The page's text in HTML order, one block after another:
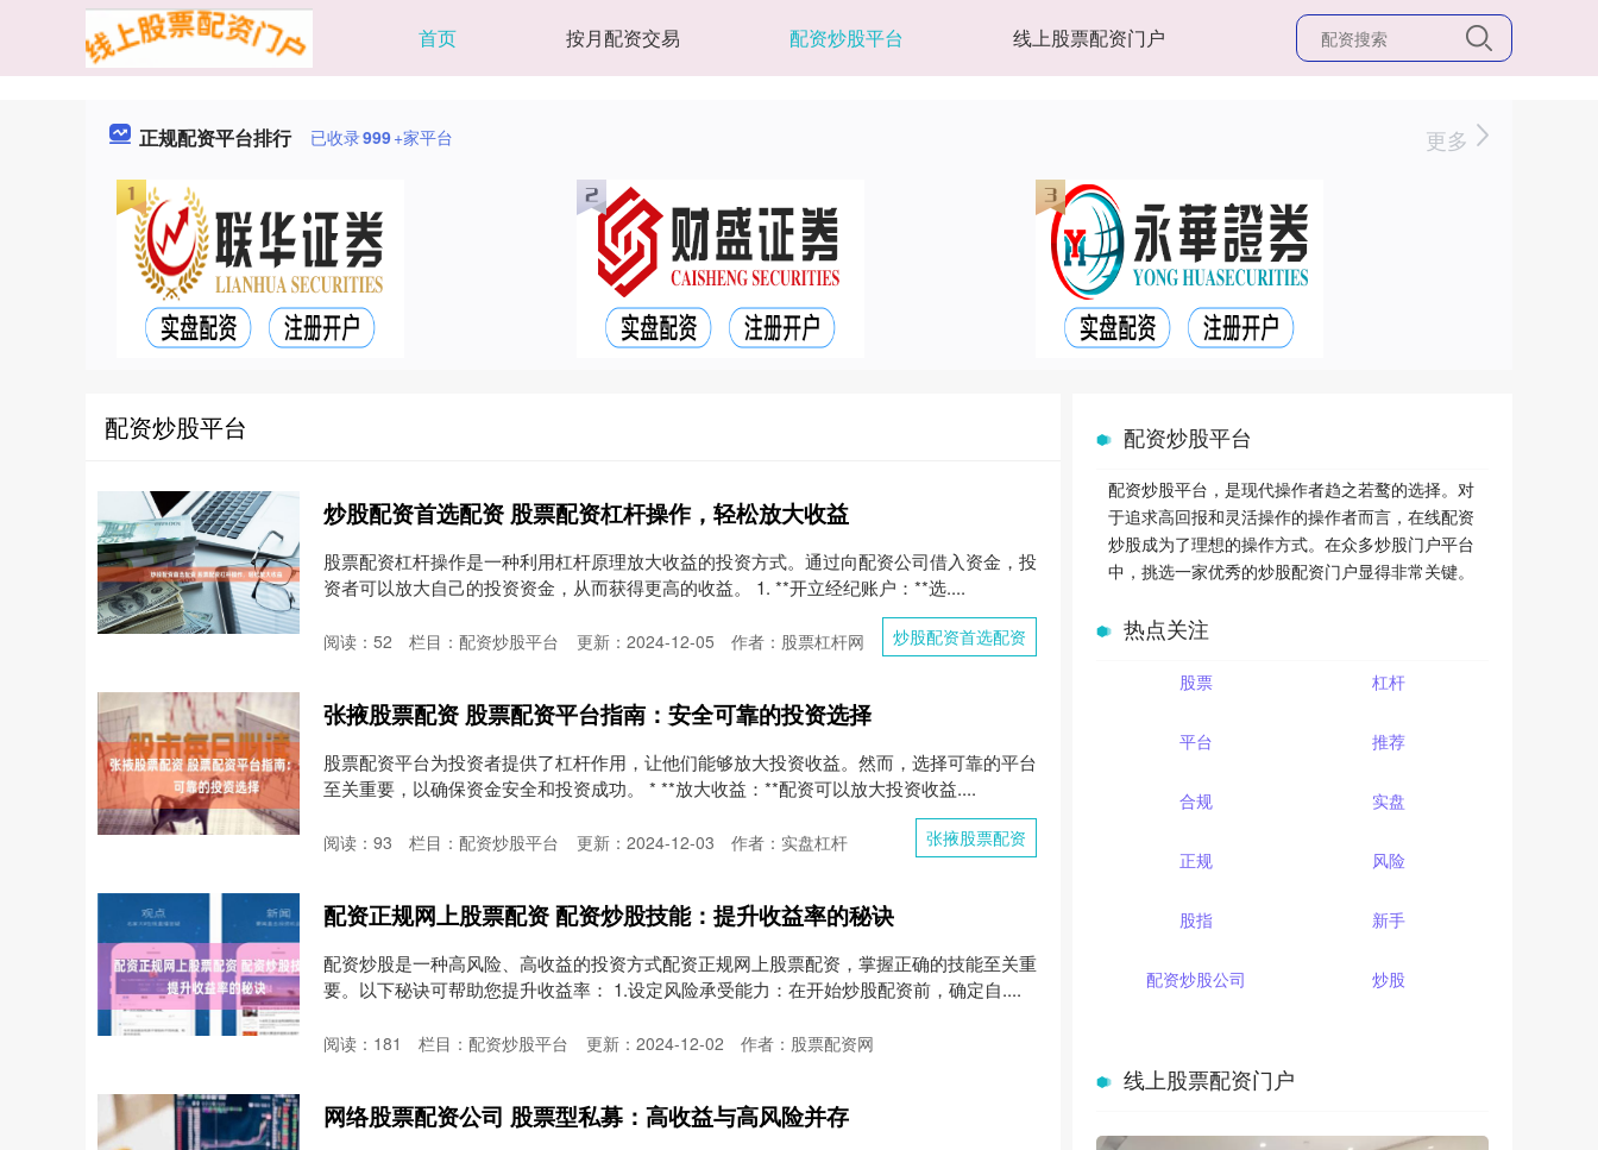
首页 按月配资交易 配资炒股平台 线上股票配资门户
正规配资平台排行 已收录999+家平台 更多
配资炒股平台
炒股配资首选配资 股票配资杠杆操作，轻松放大收益
股票配资杠杆操作是一种利用杠杆原理放大收益的投资方式。通过向配资公司借入资金，投
资者可以放大自己的投资资金，从而获得更高的收益。 1. **开立经纪账户：**选....
炒股配资首选配资
更新：2024-12-05 作者：股票杠杆网
阅读： 52 栏目： 配资炒股平台
张掖股票配资 股票配资平台指南：安全可靠的投资选择
股票配资平台为投资者提供了杠杆作用，让他们能够放大投资收益。然而，选择可靠的平台
至关重要，以确保资金安全和投资成功。 * **放大收益：**配资可以放大投资收益....
张掖股票配资
更新：2024-12-03 作者：实盘杠杆
阅读： 93 栏目： 配资炒股平台
配资正规网上股票配资 配资炒股技能：提升收益率的秘诀
配资炒股是一种高风险、高收益的投资方式配资正规网上股票配资，掌握正确的技能至关重
要。以下秘诀可帮助您提升收益率： 1.设定风险承受能力：在开始炒股配资前，确定自....
更新：2024-12-02 作者：股票配资网
阅读： 181 栏目： 配资炒股平台
网络股票配资公司 股票型私募：高收益与高风险并存
配资炒股平台
配资炒股平台，是现代操作者趋之若鹜的选择。对
于追求高回报和灵活操作的操作者而言，在线配资
炒股成为了理想的操作方式。在众多炒股门户平台
中，挑选一家优秀的炒股配资门户显得非常关键。
热点关注
股票 杠杆
平台 推荐
合规 实盘
正规 风险
股指 新手
配资炒股公司 炒股
线上股票配资门户